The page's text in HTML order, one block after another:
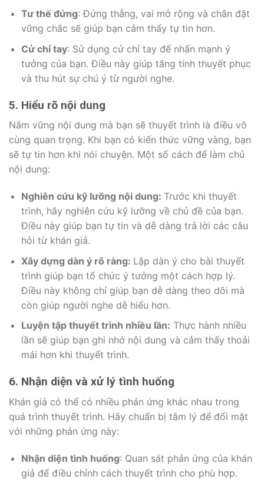
Tư thế đứng: Đứng thẳng, vai mở rộng và chân đặt
vững chắc sẽ giúp bạn cảm thấy tự tin hơn.
Cử chỉ tay: Sử dụng cử chỉ tay để nhấn mạnh ý
tưởng của bạn. Điều này giúp tăng tính thuyết phục
và thu hút sự chú ý từ người nghe.
5. Hiểu rõ nội dung
Nắm vững nội dung mà bạn sẽ thuyết trình là điều vô
cùng quan trọng. Khi bạn có kiến thức vững vàng, bạn
sẽ tự tin hơn khi nói chuyện. Một số cách để làm chủ
nội dung:
Nghiên cứu kỹ lưỡng nội dung: Trước khi thuyết
trình, hãy nghiên cứu kỹ lưỡng về chủ đề của bạn.
Điều này giúp bạn tự tin và dễ dàng trả lời các câu
hỏi từ khán giả.
Xây dựng dàn ý rõ ràng: Lập dàn ý cho bài thuyết
trình giúp bạn tổ chức ý tưởng một cách hợp lý.
Điều này không chỉ giúp bạn dễ dàng theo dõi mà
còn giúp người nghe dễ hiểu hơn.
Luyện tập thuyết trình nhiều lần: Thực hành nhiều
lần sẽ giúp bạn ghi nhớ nội dung và cảm thấy thoải
mái hơn khi thuyết trình.
6. Nhận diện và xử lý tình huống
Khán giả có thể có nhiều phản ứng khác nhau trong
quá trình thuyết trình. Hãy chuẩn bị tâm lý để đối mặt
với những phản ứng này:
Nhận diện tình huống: Quan sát phản ứng của khán
giả để điều chỉnh cách thuyết trình cho phù hợp.